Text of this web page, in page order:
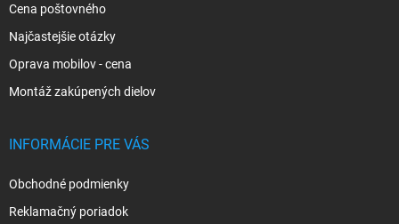
Cena poštovného
Najčastejšie otázky
Oprava mobilov - cena
Montáž zakúpených dielov
INFORMÁCIE PRE VÁS
Obchodné podmienky
Reklamačný poriadok